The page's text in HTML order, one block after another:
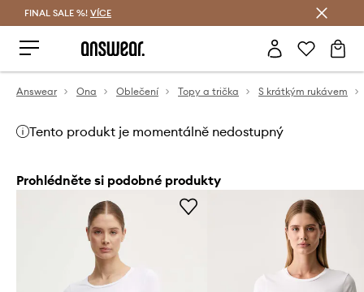
FINAL SALE %! VÍCE
Answear Ona Oblečení Topy a trička S krátkým rukávem
Tento produkt je momentálně nedostupný
Prohlédněte si podobné produkty